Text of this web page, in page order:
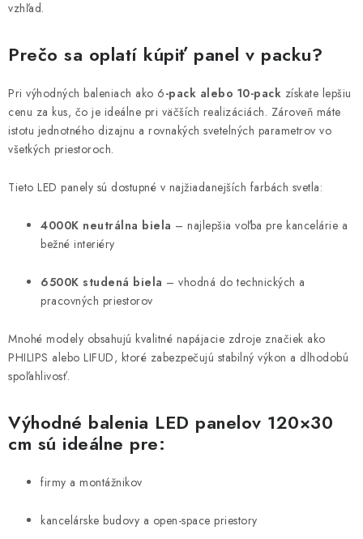
r
k
v
ý
p
i
u
vzhľad.
Prečo sa oplatí kúpiť panel v packu?
Pri výhodných baleniach ako 6-pack alebo 10-pack získate lepšiu
cenu za kus, čo je ideálne pri väčších realizáciách. Zároveň máte
istotu jednotného dizajnu a rovnakých svetelných parametrov vo
všetkých priestoroch.
Tieto LED panely sú dostupné v najžiadanejších farbách svetla:
4000K neutrálna biela – najlepšia voľba pre kancelárie a
bežné interiéry
6500K studená biela – vhodná do technických a
pracovných priestorov
Mnohé modely obsahujú kvalitné napájacie zdroje značiek ako
PHILIPS alebo LIFUD, ktoré zabezpečujú stabilný výkon a dlhodobú
spoľahlivosť.
Výhodné balenia LED panelov 120×30
cm sú ideálne pre:
firmy a montážnikov
kancelárske budovy a open-space priestory